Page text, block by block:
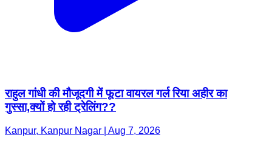
राहुल गांधी की मौजूदगी में फूटा वायरल गर्ल रिया अहीर का
गुस्सा,क्यों हो रही ट्रेलिंग??
Kanpur, Kanpur Nagar | Aug 7, 2026